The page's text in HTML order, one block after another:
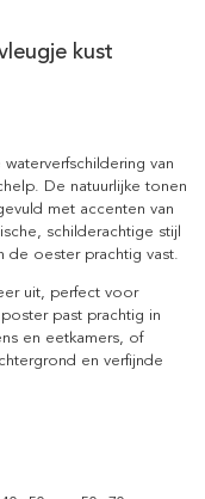
kust
van
De natuurlijke tonen
met accenten van
schilderachtige stijl
de oester prachtig vast.
uit, perfect voor
past prachtig in
en eetkamers, of
en verfijnde